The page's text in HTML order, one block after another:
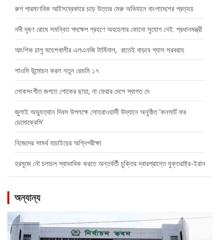
রুশ পারমাণবিক আইসব্রেকারে চড়ে উত্তর মেরু অভিযানে বাংলাদেশের প্রত্যয়
নদী দূষণ রোধে সমন্বিত পদক্ষেপ গ্রহণে অবহেলার কোনো সুযোগ নেই: প্রধানমন্ত্রী
আংশিক চালু মহেশখালীর এলএনজি টার্মিনাল, রাতেই বাড়বে গ্যাস সরবরাহ
শাওমি উন্মোচন করল নতুন রেডমি ১৭
লোকসংগীত জগতে শোকের ছায়া, না ফেরার দেশে স্বাগত দে
জুলাই অভ্যুত্থান দিবস উপলক্ষে সোহরাওয়ার্দী উদ্যানে অনুষ্ঠিত ‘কনসার্ট ফর
ডেমোক্রেসি’
নিজেদের সামর্থ যাচাইয়ের অগ্নিপরীক্ষা
হরমুজে নৌ চলাচল স্বাভাবিক করতে অন্তর্বর্তী চুক্তির দ্বারপ্রান্তে যুক্তরাষ্ট্র-ইরান
অন্যান্য